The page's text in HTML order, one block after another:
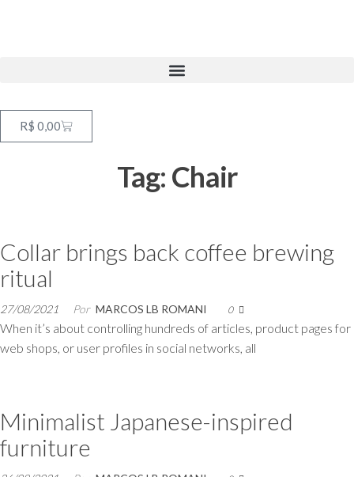
R$ 0,00
Tag: Chair
Collar brings back coffee brewing
ritual
27/08/2021 Por MARCOS LB ROMANI 0
When it’s about controlling hundreds of articles, product pages for
web shops, or user profiles in social networks, all
Minimalist Japanese-inspired
furniture